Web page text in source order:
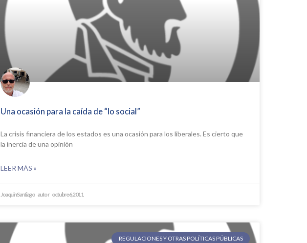
Una ocasión para la caída de “lo social”
La crisis financiera de los estados es una ocasión para los liberales. Es cierto que
la inercia de una opinión
LEER MÁS »
Joaquin Santiago octubre 6, 2011
REGULACIONES Y OTRAS POLÍTICAS PÚBLICAS